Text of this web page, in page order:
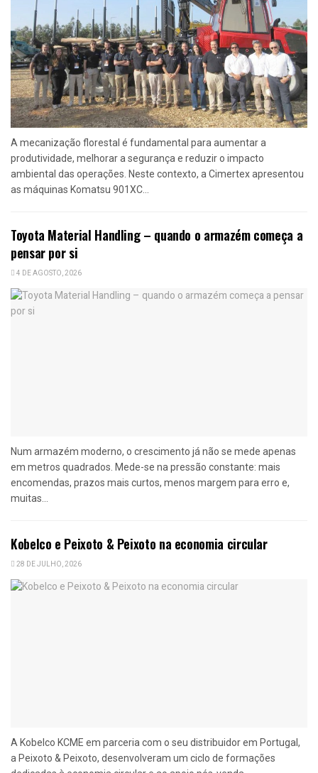
A mecanização florestal é fundamental para aumentar a
produtividade, melhorar a segurança e reduzir o impacto
ambiental das operações. Neste contexto, a Cimertex apresentou
as máquinas Komatsu 901XC...
Toyota Material Handling – quando o armazém começa a
pensar por si
4 DE AGOSTO, 2026
Num armazém moderno, o crescimento já não se mede apenas
em metros quadrados. Mede-se na pressão constante: mais
encomendas, prazos mais curtos, menos margem para erro e,
muitas...
Kobelco e Peixoto & Peixoto na economia circular
28 DE JULHO, 2026
A Kobelco KCME em parceria com o seu distribuidor em Portugal,
a Peixoto & Peixoto, desenvolveram um ciclo de formações